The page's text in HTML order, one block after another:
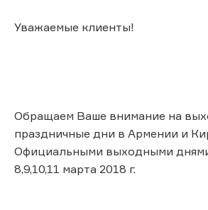
Уважаемые клиенты!
Обращаем Ваше внимание на
праздничные дни в Армении и
Официальными выходными
8,9,10,11 марта 2018 г.